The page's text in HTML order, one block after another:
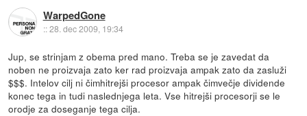
WarpedGone
::28. dec 2009, 19:34
Jup, se strinjam z obema pred mano. Treba se je zavedat da
noben ne proizvaja zato ker rad proizvaja ampak zato da zasluži
$$$. Intelov cilj ni čimhitrejši procesor ampak čimvečje dividende
konec tega in tudi naslednjega leta. Vse hitrejši procesorji se le
orodje za doseganje tega cilja.